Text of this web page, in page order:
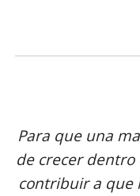
Para que una
de crecer
contribuir a que